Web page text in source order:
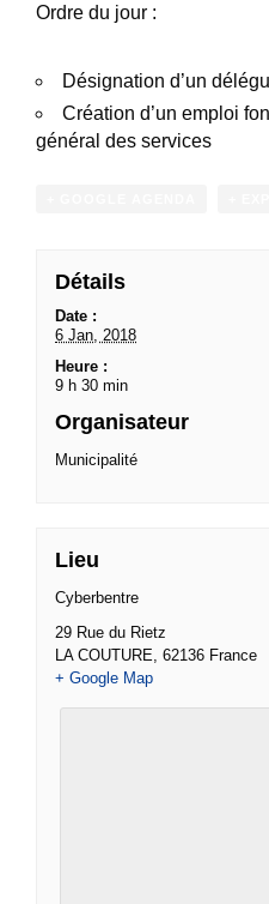
Ordre du jour :
Désignation d’un
Création d’un emploi
général des services
Détails
Date :
6 Jan, 2018
Heure :
9 h 30 min
Organisateur
Municipalité
Lieu
Cyberbentre
29 Rue du Rietz
LA COUTURE, 62136 France
+ Google Map